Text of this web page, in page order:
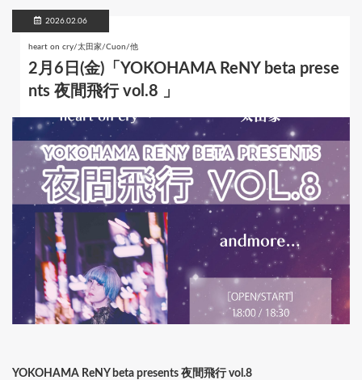
2026.02.06
heart on cry/太田家/Cuon/他
2月6日(金)「YOKOHAMA ReNY beta prese
nts 夜間飛行 vol.8 」
YOKOHAMA ReNY beta presents 夜間飛行 vol.8